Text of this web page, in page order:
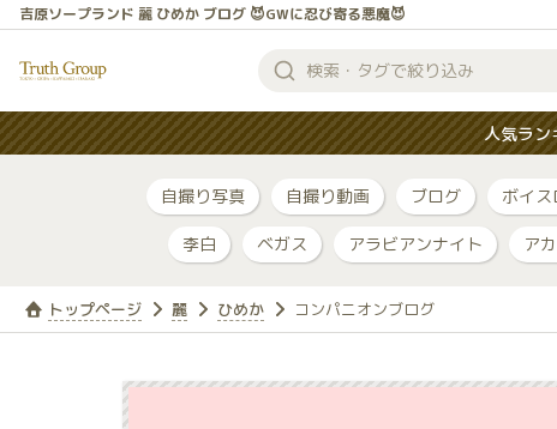
吉原ソープランド 麗 ひめか ブログ 😈GWに忍び寄る悪魔😈
索
す
る
人気ラン
自撮り写真 自撮り動画 ブログ ボイス
李白 ベガス アラビアンナイト ア
トップページ 麗 ひめか コンパニオンブログ